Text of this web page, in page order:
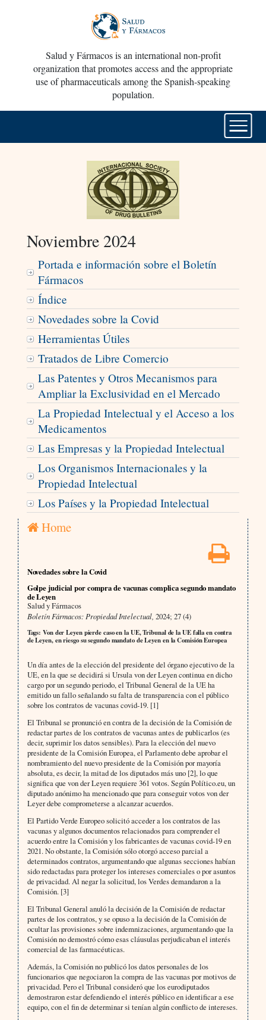
Salud y Fármacos is an international non-profit
organization that promotes access and the appropriate
use of pharmaceuticals among the Spanish-speaking
population.
Noviembre 2024
Portada e información sobre el Boletín
Fármacos
Índice
Novedades sobre la Covid
Herramientas Útiles
Tratados de Libre Comercio
Las Patentes y Otros Mecanismos para
Ampliar la Exclusividad en el Mercado
La Propiedad Intelectual y el Acceso a los
Medicamentos
Las Empresas y la Propiedad Intelectual
Los Organismos Internacionales y la
Propiedad Intelectual
Los Países y la Propiedad Intelectual
Home
Novedades sobre la Covid
Golpe judicial por compra de vacunas complica segundo mandato
de Leyen
Salud y Fármacos
Boletín Fármacos: Propiedad Intelectual, 2024; 27 (4)
Tags: Von der Leyen pierde caso en la UE, Tribunal de la UE falla en contra
de Leyen, en riesgo su segundo mandato de Leyen en la Comisión Europea
Un día antes de la elección del presidente del órgano ejecutivo de la
UE, en la que se decidirá si Ursula von der Leyen continua en dicho
cargo por un segundo periodo, el Tribunal General de la UE ha
emitido un fallo señalando su falta de transparencia con el público
sobre los contratos de vacunas covid-19. [1]
El Tribunal se pronunció en contra de la decisión de la Comisión de
redactar partes de los contratos de vacunas antes de publicarlos (es
decir, suprimir los datos sensibles). Para la elección del nuevo
presidente de la Comisión Europea, el Parlamento debe aprobar el
nombramiento del nuevo presidente de la Comisión por mayoría
absoluta, es decir, la mitad de los diputados más uno [2], lo que
significa que von der Leyen requiere 361 votos. Según Político.eu, un
diputado anónimo ha mencionado que para conseguir votos von der
Leyer debe comprometerse a alcanzar acuerdos.
El Partido Verde Europeo solicitó acceder a los contratos de las
vacunas y algunos documentos relacionados para comprender el
acuerdo entre la Comisión y los fabricantes de vacunas covid-19 en
2021. No obstante, la Comisión sólo otorgó acceso parcial a
determinados contratos, argumentando que algunas secciones habían
sido redactadas para proteger los intereses comerciales o por asuntos
de privacidad. Al negar la solicitud, los Verdes demandaron a la
Comisión. [3]
El Tribunal General anuló la decisión de la Comisión de redactar
partes de los contratos, y se opuso a la decisión de la Comisión de
ocultar las provisiones sobre indemnizaciones, argumentando que la
Comisión no demostró cómo esas cláusulas perjudicaban el interés
comercial de las farmacéuticas.
Además, la Comisión no publicó los datos personales de los
funcionarios que negociaron la compra de las vacunas por motivos de
privacidad. Pero el Tribunal consideró que los eurodiputados
demostraron estar defendiendo el interés público en identificar a ese
equipo, con el fin de determinar si tenían algún conflicto de intereses.